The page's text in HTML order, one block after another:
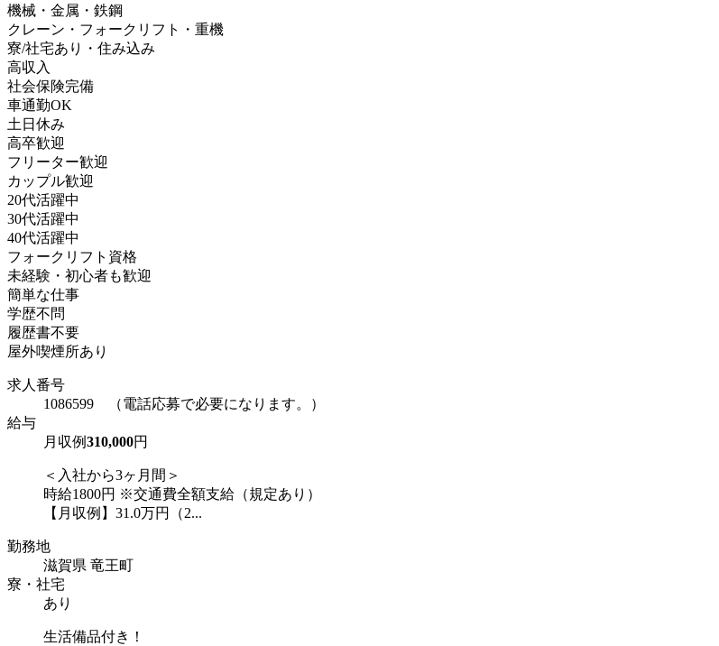
機械・金属・鉄鋼
クレーン・フォークリフト・重機
寮/社宅あり・住み込み
高収入
社会保険完備
車通勤OK
土日休み
高卒歓迎
フリーター歓迎
カップル歓迎
20代活躍中
30代活躍中
40代活躍中
フォークリフト資格
未経験・初心者も歓迎
簡単な仕事
学歴不問
履歴書不要
屋外喫煙所あり
求人番号
1086599 （電話応募で必要になります。）
給与
月収例310,000円
＜入社から3ヶ月間＞
時給1800円 ※交通費全額支給（規定あり）
【月収例】31.0万円（2...
勤務地
滋賀県 竜王町
寮・社宅
あり
生活備品付き！